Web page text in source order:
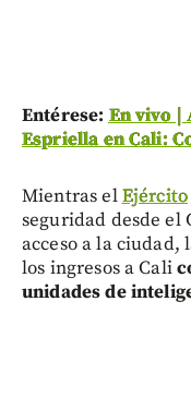
Entérese: En vivo |
Espriella en Cali:
Mientras elEjército
seguridad desde el
acceso a la ciudad,
los ingresos a Cali
unidades de